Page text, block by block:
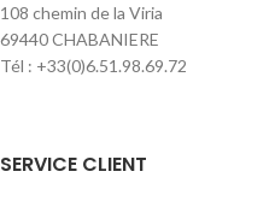
108 chemin de la Viria
69440 CHABANIERE
Tél : +33(0)6.51.98.69.72
SERVICE CLIENT